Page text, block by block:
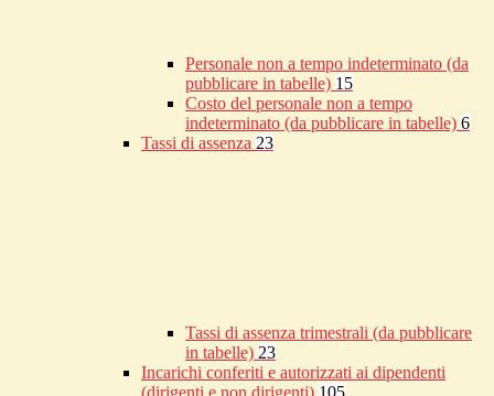
Personale non a tempo indeterminato (da
pubblicare in tabelle) 15
Costo del personale non a tempo
indeterminato (da pubblicare in tabelle) 6
Tassi di assenza 23
Tassi di assenza trimestrali (da pubblicare
in tabelle) 23
Incarichi conferiti e autorizzati ai dipendenti